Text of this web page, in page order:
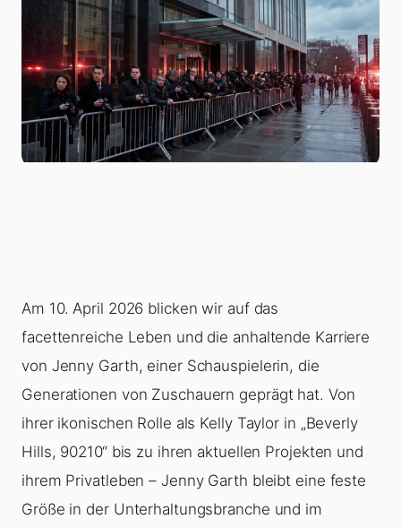
Am 10. April 2026 blicken wir auf das
facettenreiche Leben und die anhaltende Karriere
von Jenny Garth, einer Schauspielerin, die
Generationen von Zuschauern geprägt hat. Von
ihrer ikonischen Rolle als Kelly Taylor in „Beverly
Hills, 90210“ bis zu ihren aktuellen Projekten und
ihrem Privatleben – Jenny Garth bleibt eine feste
Größe in der Unterhaltungsbranche und im